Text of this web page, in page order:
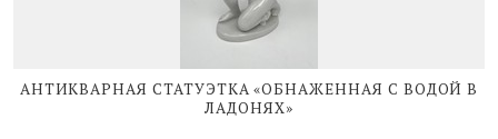
АНТИКВАРНАЯ СТАТУЭТКА «ОБНАЖЕННАЯ С ВОДОЙ В
ЛАДОНЯХ»